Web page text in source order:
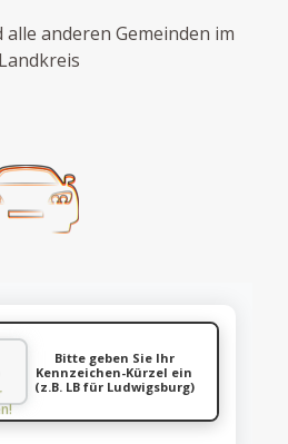
anderen Gemeinden im
Landkreis
Bitte geben Sie Ihr
Kennzeichen-Kürzel ein
(z.B. LB für Ludwigsburg)